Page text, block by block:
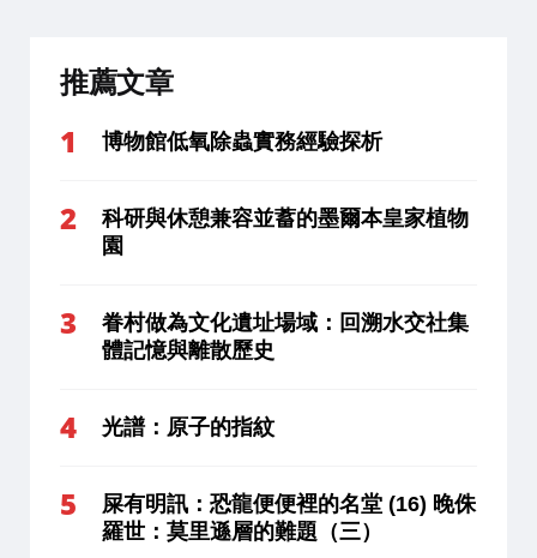
推薦文章
博物館低氧除蟲實務經驗探析
科研與休憩兼容並蓄的墨爾本皇家植物
園
眷村做為文化遺址場域：回溯水交社集
體記憶與離散歷史
光譜：原子的指紋
屎有明訊：恐龍便便裡的名堂 (16) 晚侏
羅世：莫里遜層的難題（三）